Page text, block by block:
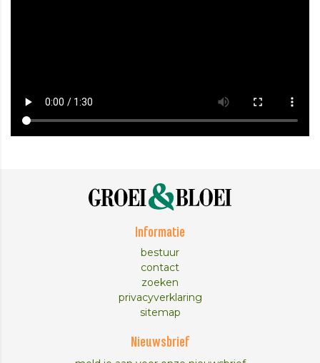
Informatie
bestuur
contact
zoeken
privacyverklaring
sitemap
Nieuwsbrief